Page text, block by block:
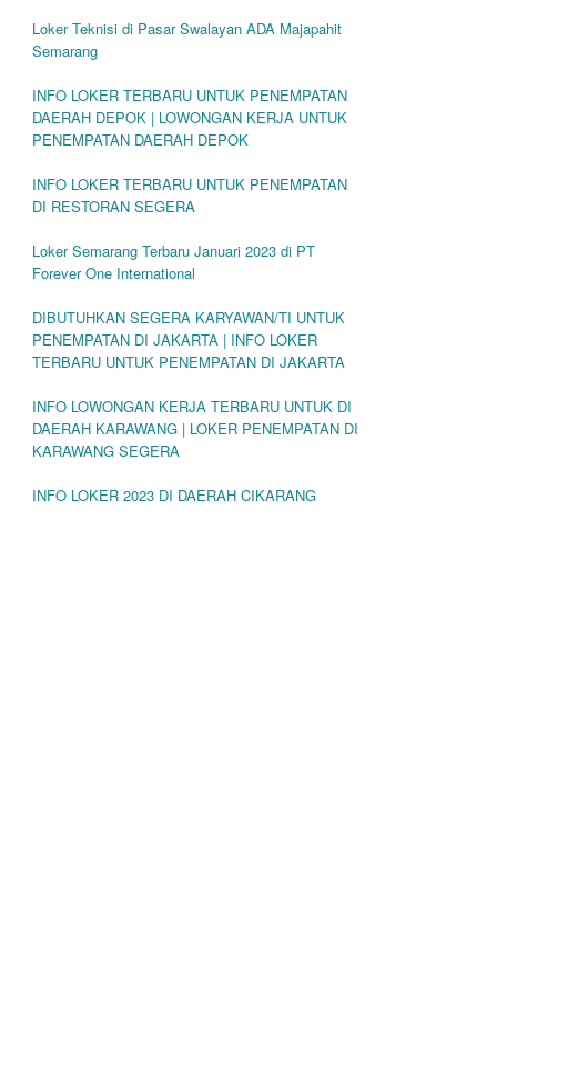
Loker Teknisi di Pasar Swalayan ADA Majapahit
Semarang
INFO LOKER TERBARU UNTUK PENEMPATAN
DAERAH DEPOK | LOWONGAN KERJA UNTUK
PENEMPATAN DAERAH DEPOK
INFO LOKER TERBARU UNTUK PENEMPATAN
DI RESTORAN SEGERA
Loker Semarang Terbaru Januari 2023 di PT
Forever One International
DIBUTUHKAN SEGERA KARYAWAN/TI UNTUK
PENEMPATAN DI JAKARTA | INFO LOKER
TERBARU UNTUK PENEMPATAN DI JAKARTA
INFO LOWONGAN KERJA TERBARU UNTUK DI
DAERAH KARAWANG | LOKER PENEMPATAN DI
KARAWANG SEGERA
INFO LOKER 2023 DI DAERAH CIKARANG